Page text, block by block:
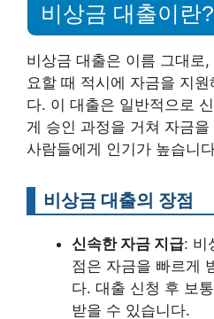
비상금 대출이란?
비상금 대출은 이름 그대로
요할 때 적시에 자금을 지
다. 이 대출은 일반적으로
게 승인 과정을 거쳐 자금
사람들에게 인기가 높습니
비상금 대출의 장점
신속한 자금 지급: 비
점은 자금을 빠르게
다. 대출 신청 후 보
받을 수 있습니다.